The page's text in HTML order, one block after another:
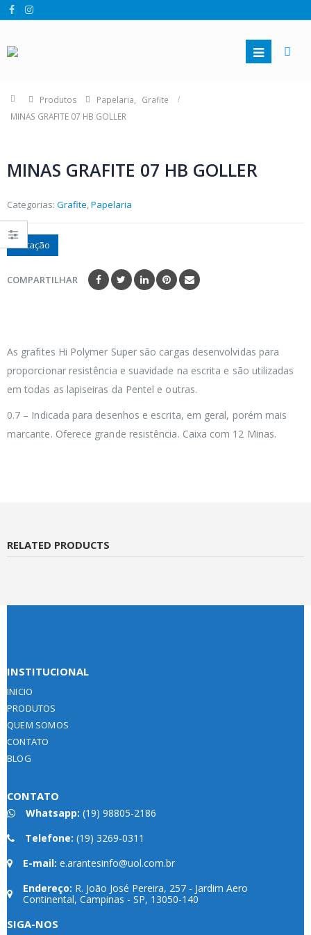
Produtos Papelaria
Grafite
MINAS GRAFITE 07 HB GOLLER
MINAS GRAFITE 07 HB GOLLER
Categorias: Grafite,Papelaria
Cotação
COMPARTILHAR
As grafites Hi Polymer Super são cargas desenvolvidas para
proporcionar resistência e suavidade na escrita e são utilizadas
em todas as lapiseiras da Pentel e outras.
0.7 – Indicada para desenhos e escrita, em geral, porém mais
marcante. Oferece grande resistência. Caixa com 12 Minas.
RELATED PRODUCTS
INSTITUCIONAL
INICIO
PRODUTOS
QUEM SOMOS
CONTATO
BLOG
CONTATO
Whatsapp: (19) 98805-2186
Telefone: (19) 3269-0311
E-mail: e.arantesinfo@uol.com.br
Endereço: R. João José Pereira, 257 - Jardim Aero
Continental, Campinas - SP, 13050-140
SIGA-NOS